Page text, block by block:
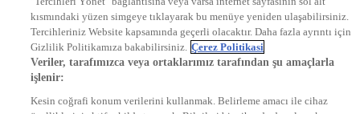
ntv.com.tr
ntvspor.net
secim.ntv.com.tr
startv.com.tr
kralmuzik.com.tr
kısmındaki yüzen simgeye tıklayarak bu menüye yeniden ulaşabilirsiniz.
Tercihleriniz Website kapsamında geçerli olacaktır. Daha fazla ayrıntı için
Gizlilik Politikamıza bakabilirsiniz. Çerez Politikasi
Veriler, tarafımızca veya ortaklarımız tarafından şu amaçlarla
işlenir:
Kesin coğrafi konum verilerini kullanmak. Belirleme amacı ile cihaz